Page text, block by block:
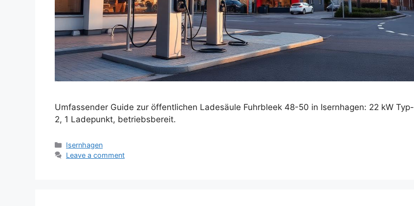
Umfassender Guide zur öffentlichen Ladesäule Fuhrbleek 48-50 in Isernhagen: 22 kW Typ-
2, 1 Ladepunkt, betriebsbereit.
Categories
Isernhagen
Leave a comment